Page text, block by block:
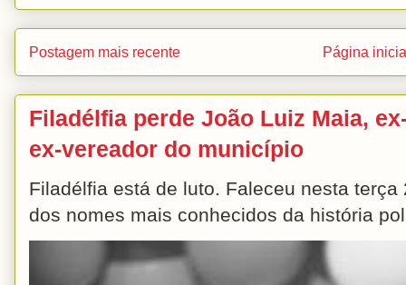
Postagem mais recente Página
Filadélfia perde João Luiz Maia,
ex-vereador do município
Filadélfia está de luto. Faleceu nesta
dos nomes mais conhecidos da história